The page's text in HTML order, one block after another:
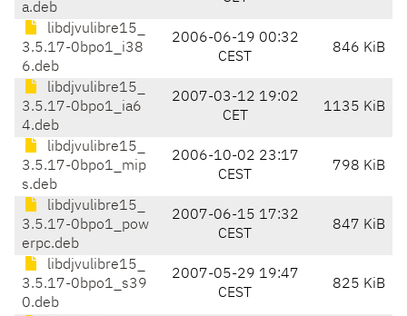
a.deb
libdjvulibre15_
3.5.17-0bpo1_i38
6.deb
2006-06-19 00:32
CEST
846 KiB
libdjvulibre15_
3.5.17-0bpo1_ia6
4.deb
2007-03-12 19:02
CET
1135 KiB
libdjvulibre15_
3.5.17-0bpo1_mip
s.deb
2006-10-02 23:17
CEST
798 KiB
libdjvulibre15_
3.5.17-0bpo1_pow
erpc.deb
2007-06-15 17:32
CEST
847 KiB
libdjvulibre15_
3.5.17-0bpo1_s39
0.deb
2007-05-29 19:47
CEST
825 KiB